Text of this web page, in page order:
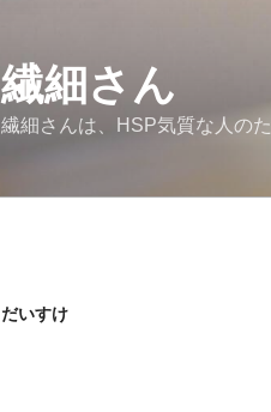
繊細さん
繊細さんは、HSP気質な人の
だいすけ